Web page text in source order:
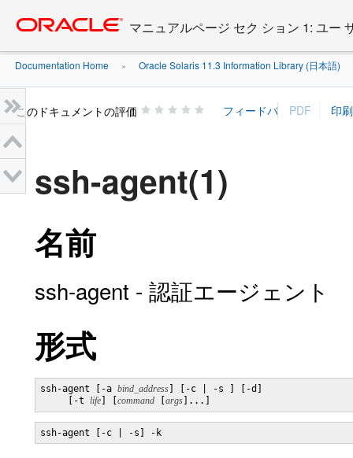
content
マニュアルページ セク ション 1: ユー
Documentation Home » Oracle Solaris 11.3 Information Library (日本語)
このドキュメントの評価
ssh-agent(1)
名前
ssh-agent - 認証エージェント
形式
ssh-agent [-a bind_address ] [-c | -s ] [-d]
     [-t
life command args ]...]
ssh-agent [-c | -s] -k